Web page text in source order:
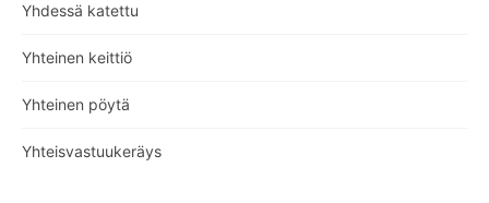
Yhdessä katettu
Yhteinen keittiö
Yhteinen pöytä
Yhteisvastuukeräys